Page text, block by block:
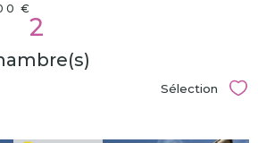
€
2
Sélection